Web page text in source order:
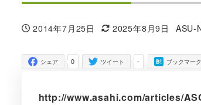
投稿日
2014年7月25日
更新日
2025年8月9日
著
ASU-
0
シェア -
ツイート ブックマーク
http://www.asahi.com/articles/